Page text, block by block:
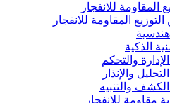
المقاومة للانفجار
المقاومة للانفجار
الذكية
والتحكم
والإنذار
والتنبيه
مقاومة للانفجار